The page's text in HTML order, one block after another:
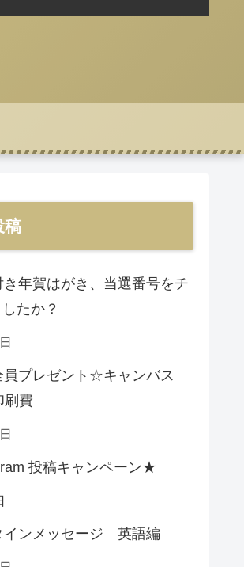
稿
き年賀はがき、当選番号をチ
たか？
員プレゼント☆キャンバス
刷費
投稿キャンペーン★
インメッセージ 英語編